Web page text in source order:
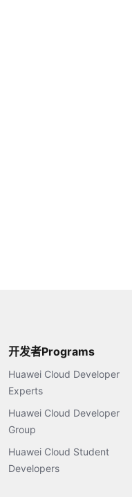
开发者Programs
Huawei Cloud Developer
Experts
Huawei Cloud Developer
Group
Huawei Cloud Student
Developers